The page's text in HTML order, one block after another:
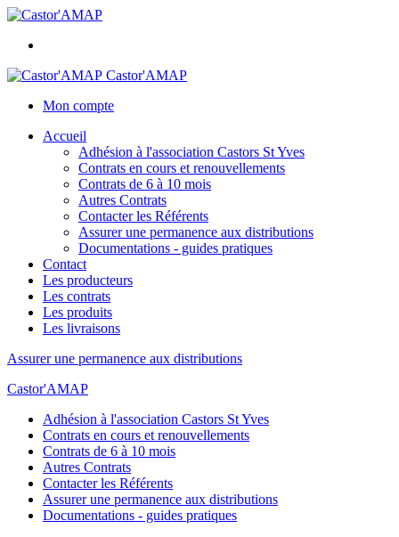
Castor'AMAP
Mon compte
Accueil
Adhésion à l'association Castors St Yves
Contrats en cours et renouvellements
Contrats de 6 à 10 mois
Autres Contrats
Contacter les Référents
Assurer une permanence aux distributions
Documentations - guides pratiques
Contact
Les producteurs
Les contrats
Les produits
Les livraisons
Assurer une permanence aux distributions
Castor'AMAP
Adhésion à l'association Castors St Yves
Contrats en cours et renouvellements
Contrats de 6 à 10 mois
Autres Contrats
Contacter les Référents
Assurer une permanence aux distributions
Documentations - guides pratiques